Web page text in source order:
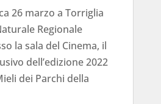
26 marzo a Torriglia
Regionale
la sala del Cinema, il
dell’edizione 2022
dei Parchi della